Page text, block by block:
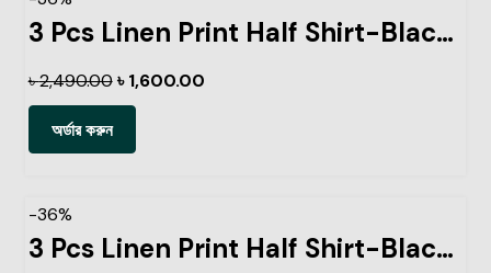
3 Pcs Linen Print Half Shirt-Black+Sky+Pest
৳2,490.00 ৳1,600.00
অর্ডার করুন
-36%
3 Pcs Linen Print Half Shirt-Black+Petrol+Lemon